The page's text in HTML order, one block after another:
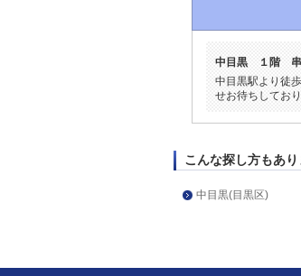
中目黒 １階
中目黒駅より徒
せお待ちしており
こんな探し方もあり
中目黒(目黒区)